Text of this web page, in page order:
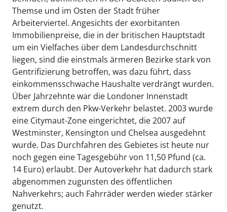
Themse und im Osten der Stadt früher
Arbeiterviertel. Angesichts der exorbitanten
Immobilienpreise, die in der britischen Hauptstadt
um ein Vielfaches über dem Landesdurchschnitt
liegen, sind die einstmals ärmeren Bezirke stark von
Gentrifizierung betroffen, was dazu führt, dass
einkommensschwache Haushalte verdrängt wurden.
Über Jahrzehnte war die Londoner Innenstadt
extrem durch den Pkw-Verkehr belastet. 2003 wurde
eine Citymaut-Zone eingerichtet, die 2007 auf
Westminster, Kensington und Chelsea ausgedehnt
wurde. Das Durchfahren des Gebietes ist heute nur
noch gegen eine Tagesgebühr von 11,50 Pfund (ca.
14 Euro) erlaubt. Der Autoverkehr hat dadurch stark
abgenommen zugunsten des öffentlichen
Nahverkehrs; auch Fahrräder werden wieder stärker
genutzt.